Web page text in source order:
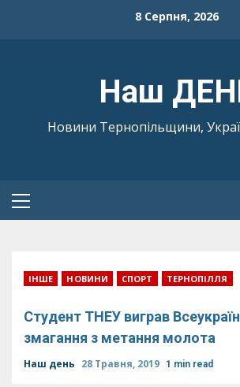
8 Серпня, 2026
Наш
Новини Тернопільщини,
Primary
ІНШЕ НОВИНИ СПОРТ ТЕРНОПІЛЛЯ
Студент ТНЕУ виграв
змагання з метання молота
Наш день 28 Травня, 2019 1 min read